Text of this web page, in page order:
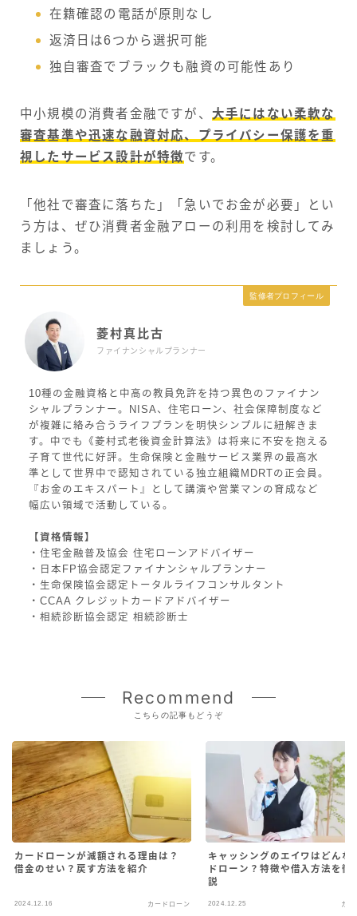
在籍確認の電話が原則なし
返済日は6つから選択可能
独自審査でブラックも融資の可能性あり
中小規模の消費者金融ですが、 大手にはない柔軟な
審査基準や迅速な融資対応、プライバシー保護を重
視したサービス設計が特徴です。
「他社で審査に落ちた」「急いでお金が必要」とい
う方は、ぜひ消費者金融アローの利用を検討してみ
ましょう。
監修者プロフィール
菱村真比古
ファイナンシャルプランナー
10種の金融資格と中高の教員免許を持つ異色のファイナン
シャルプランナー。NISA、住宅ローン、社会保障制度など
が複雑に絡み合うライフプランを明快シンプルに紐解きま
す。中でも《菱村式老後資金計算法》は将来に不安を抱える
子育て世代に好評。生命保険と金融サービス業界の最高水
準として世界中で認知されている独立組織MDRTの正会員。
『お金のエキスパート』として講演や営業マンの育成など
幅広い領域で活動している。
【資格情報】
・住宅金融普及協会 住宅ローンアドバイザー
・日本FP協会認定ファイナンシャルプランナー
・生命保険協会認定トータルライフコンサルタント
・CCAA クレジットカードアドバイザー
・相続診断協会認定 相続診断士
Recommend
こちらの記事もどうぞ
カードローンが減額される理由は？
借金のせい？戻す方法を紹介
2024.12.16 カードローン
キャッシングのエイワはどんな
ドローン？特徴や借入方法を徹
説
2024.12.25 カー